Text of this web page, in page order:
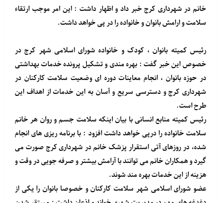
خانم در شهرداری کرج خبر داد و اظهار داشت : این امر موجب ارتقاء
سلامت و ارامش بانوان و خانواده را در پی خواهد داشت.
رئیس کمیته بانوان ، کودک و خانواده شورای اسلامی شهر کرج در
خصوص این خبر گفت : بهره مندی و تشکیل پرونده خدمات بهداشتی
در حوزه بانوان ، انجام معاینات دوره ای وضعیت سلامت کارکنان در
شهرداری کرج و دسترسی سریع و آسان به این خدمات از اهداف این
طرح است.
رئیس کمیته منابع انسانی با بیان اینکه سلامت جسم و روان هر خانم
سلامت خانواده را درپی خواهد داشت افزود : با برنامه ریزی های انجام
شده، در روزهای آتی استقرار پزشک خانم در شهرداری کرج صورت می
گیرد و همکاران خانم می توانند با آرامش بیشتر و صرفه جویی در وقت و
هزینه از این خدمات بهره مند شوند.
عضو شورای اسلامی شهر سلامت کارکنان و خصوصا بانوان را یکی از